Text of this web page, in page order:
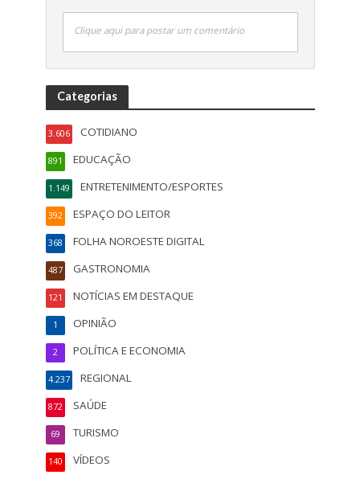
Clique aqui para postar um comentário
Categorias
COTIDIANO
3.606
EDUCAÇÃO
891
ENTRETENIMENTO/ESPORTES
1.149
ESPAÇO DO LEITOR
392
FOLHA NOROESTE DIGITAL
368
GASTRONOMIA
487
NOTÍCIAS EM DESTAQUE
121
OPINIÃO
1
POLÍTICA E ECONOMIA
2
REGIONAL
4.237
SAÚDE
872
TURISMO
69
VÍDEOS
140